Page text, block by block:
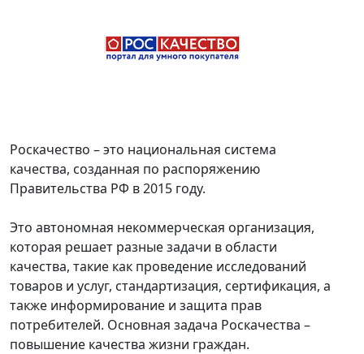
Роскачество – это национальная система
качества, созданная по распоряжению
Правительства РФ в 2015 году.
Это автономная некоммерческая организация,
которая решает разные задачи в области
качества, такие как проведение исследований
товаров и услуг, стандартизация, сертификация, а
также информирование и защита прав
потребителей. Основная задача Роскачества –
повышение качества жизни граждан.